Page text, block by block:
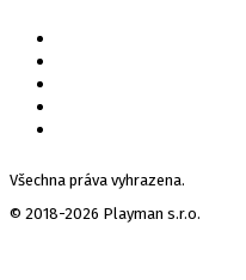
Všechna práva vyhrazena.
© 2018-2026 Playman s.r.o.